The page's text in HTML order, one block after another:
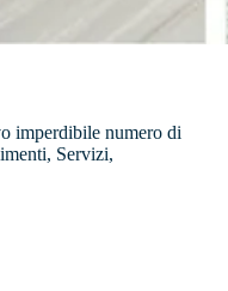
imperdibile numero di
Servizi,